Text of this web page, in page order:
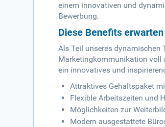
einem innovativen und
Bewerbung.
Diese Benefits
Als Teil unseres dynamischen
Marketingkommunikation voll
ein innovatives und
Attraktives Gehaltspaket
Flexible Arbeitszeiten und
Möglichkeiten zur
Modern ausgestattete